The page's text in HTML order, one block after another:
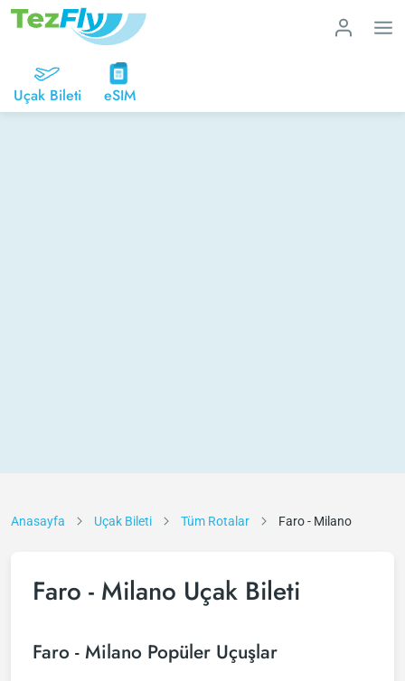
Uçak Bileti eSIM
Anasayfa Uçak Bileti Tüm Rotalar Faro - Milano
Faro - Milano Uçak Bileti
Faro - Milano Popüler Uçuşlar